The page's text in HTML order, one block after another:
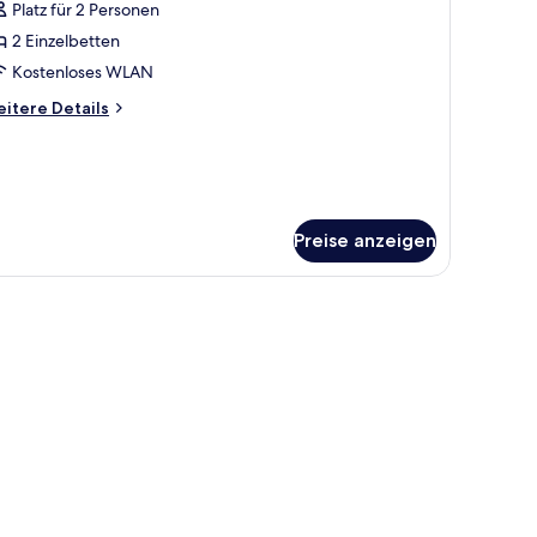
Platz für 2 Personen
2 Einzelbetten
Kostenloses WLAN
Details
Preise anzeigen